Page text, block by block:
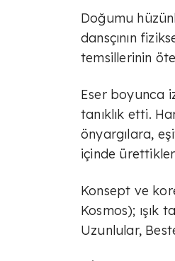
Doğumu
dansçının
temsillerinin
Eser boyunca
tanıklık etti.
önyargılara,
içinde
Konsept ve
Kosmos); ışık
Uzunlular,